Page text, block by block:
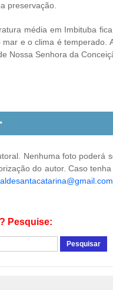
preservação.
média em Imbituba
e o clima é temperado.
Nossa Senhora da
Nenhuma foto poderá
do autor. Caso
Pesquise: